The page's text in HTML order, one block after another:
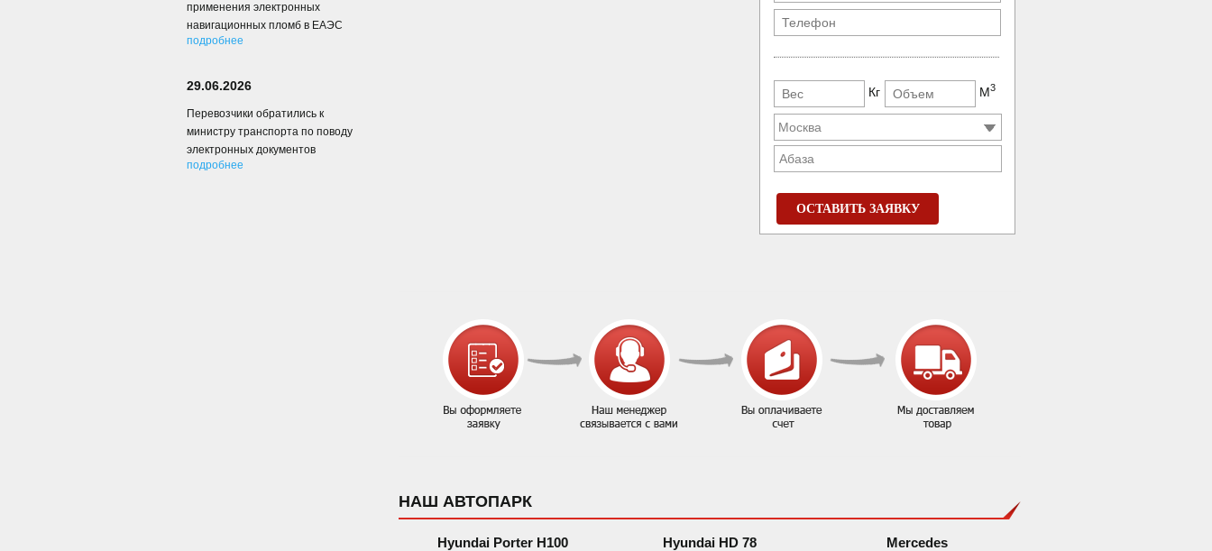
Кг М3
Абаза
ОСТАВИТЬ ЗАЯВКУ
НАШ АВТОПАРК
Hyundai Porter H100 Hyundai HD 78 Mercedes
применения электронных
навигационных пломб в ЕАЭС
подробнее
29.06.2026
Перевозчики обратились к
министру транспорта по поводу
электронных документов
подробнее